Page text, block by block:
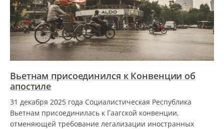
Вьетнам присоединился к Конвенции об
апостиле
31 декабря 2025 года Социалистическая Республика
Вьетнам присоединилась к Гаагской конвенции,
отменяющей требование легализации иностранных